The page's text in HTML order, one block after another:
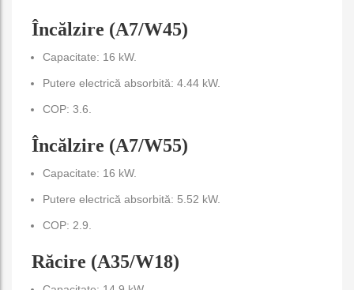
Încălzire (A7/W45)
Capacitate: 16 kW.
Putere electrică absorbită: 4.44 kW.
COP: 3.6.
Încălzire (A7/W55)
Capacitate: 16 kW.
Putere electrică absorbită: 5.52 kW.
COP: 2.9.
Răcire (A35/W18)